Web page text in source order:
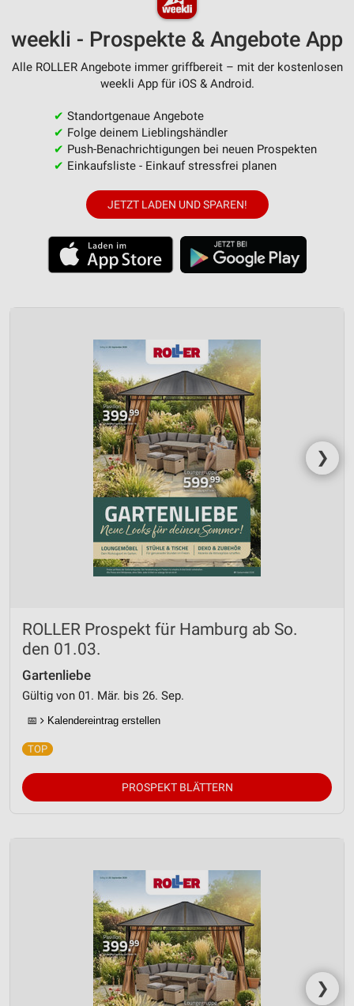
weekli - Prospekte & Angebote App
Alle ROLLER Angebote immer griffbereit – mit der kostenlosen
weekli App für iOS & Android.
✔ Standortgenaue Angebote
✔ Folge deinem Lieblingshändler
✔ Push-Benachrichtigungen bei neuen Prospekten
✔ Einkaufsliste - Einkauf stressfrei planen
JETZT LADEN UND SPAREN!
❯
ROLLER Prospekt für Hamburg ab So.
den 01.03.
Gartenliebe
Gültig von 01. Mär. bis 26. Sep.
📅 Kalendereintrag erstellen
PROSPEKT BLÄTTERN
❯